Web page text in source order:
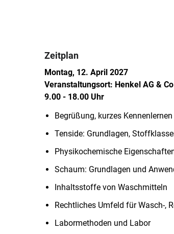
Zeitplan
Montag, 12. April 2027
Veranstaltungsort: Henkel AG &
9.00 - 18.00 Uhr
Begrüßung, kurzes Kennenlernen
Tenside: Grundlagen,
Physikochemische
Schaum: Grundlagen und
Inhaltsstoffe von Waschmitteln
Rechtliches Umfeld für Wasch-,
Labormethoden und Labor